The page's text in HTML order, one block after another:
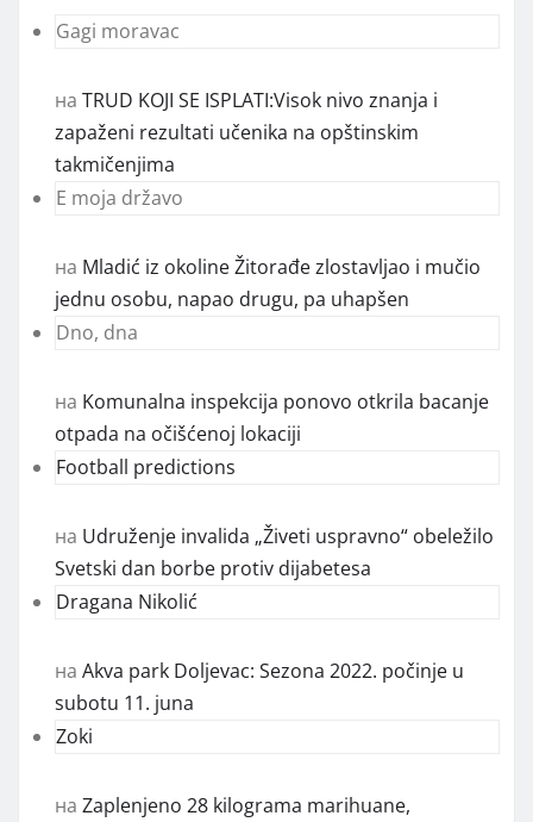
Gagi moravac
на TRUD KOJI SE ISPLATI:Visok nivo znanja i
zapaženi rezultati učenika na opštinskim
takmičenjima
E moja državo
на Mladić iz okoline Žitorađe zlostavljao i mučio
jednu osobu, napao drugu, pa uhapšen
Dno, dna
на Komunalna inspekcija ponovo otkrila bacanje
otpada na očišćenoj lokaciji
Football predictions
на Udruženje invalida „Živeti uspravno“ obeležilo
Svetski dan borbe protiv dijabetesa
Dragana Nikolić
на Akva park Doljevac: Sezona 2022. počinje u
subotu 11. juna
Zoki
на Zaplenjeno 28 kilograma marihuane,